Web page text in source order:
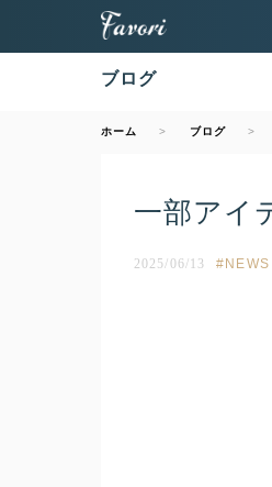
ブログ
ホーム ブログ
一部アイ
2025/06/13 NEWS